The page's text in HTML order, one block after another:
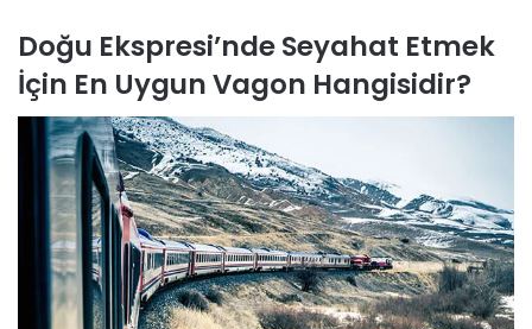
Doğu Ekspresi’nde Seyahat Etmek
İçin En Uygun Vagon Hangisidir?